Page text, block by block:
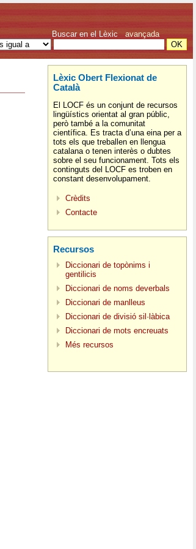
Buscar en el Lèxic avançada
Lèxic Obert Flexionat de
Català
El LOCF és un conjunt de recursos
lingüístics orientat al gran públic,
però també a la comunitat
científica. Es tracta d’una eina per a
tots els que treballen en llengua
catalana o tenen interès o dubtes
sobre el seu funcionament. Tots els
continguts del LOCF es troben en
constant desenvolupament.
Crèdits
Contacte
Recursos
Diccionari de topònims i
gentilicis
Diccionari de noms deverbals
Diccionari de manlleus
Diccionari de divisió sil·làbica
Diccionari de mots encreuats
Més recursos